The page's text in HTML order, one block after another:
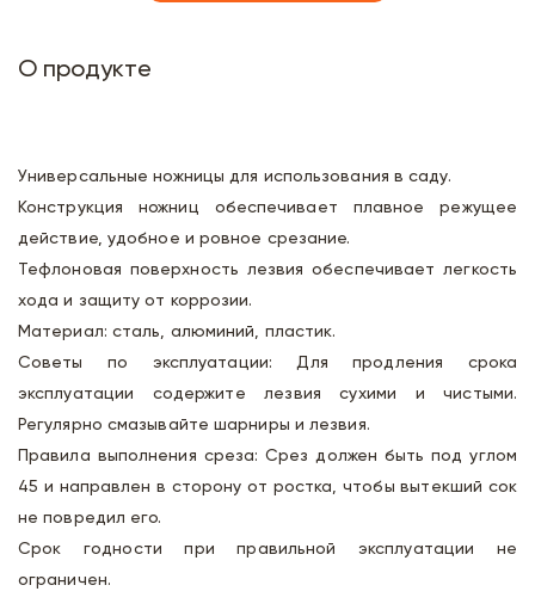
О продукте
Универсальные ножницы для использования в саду.
Конструкция ножниц обеспечивает плавное режущее
действие, удобное и ровное срезание.
Тефлоновая поверхность лезвия обеспечивает легкость
хода и защиту от коррозии.
Материал: сталь, алюминий, пластик.
Советы по эксплуатации: Для продления срока
эксплуатации содержите лезвия сухими и чистыми.
Регулярно смазывайте шарниры и лезвия.
Правила выполнения среза: Срез должен быть под углом
45 и направлен в сторону от ростка, чтобы вытекший сок
не повредил его.
Срок годности при правильной эксплуатации не
ограничен.